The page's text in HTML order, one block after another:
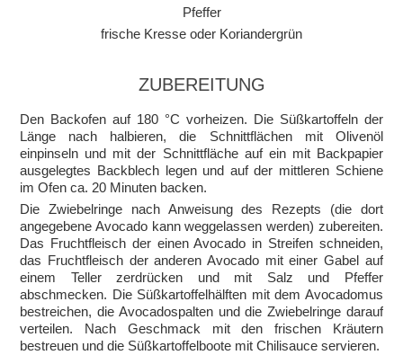
Pfeffer
frische Kresse oder Koriandergrün
ZUBEREITUNG
Den Backofen auf 180 °C vorheizen. Die Süßkartoffeln der
Länge nach halbieren, die Schnittflächen mit Olivenöl
einpinseln und mit der Schnittfläche auf ein mit Backpapier
ausgelegtes Backblech legen und auf der mittleren Schiene
im Ofen ca. 20 Minuten backen.
Die Zwiebelringe nach Anweisung des Rezepts (die dort
angegebene Avocado kann weggelassen werden) zubereiten.
Das Fruchtfleisch der einen Avocado in Streifen schneiden,
das Fruchtfleisch der anderen Avocado mit einer Gabel auf
einem Teller zerdrücken und mit Salz und Pfeffer
abschmecken. Die Süßkartoffelhälften mit dem Avocadomus
bestreichen, die Avocadospalten und die Zwiebelringe darauf
verteilen. Nach Geschmack mit den frischen Kräutern
bestreuen und die Süßkartoffelboote mit Chilisauce servieren.